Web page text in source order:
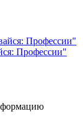
Профессии"